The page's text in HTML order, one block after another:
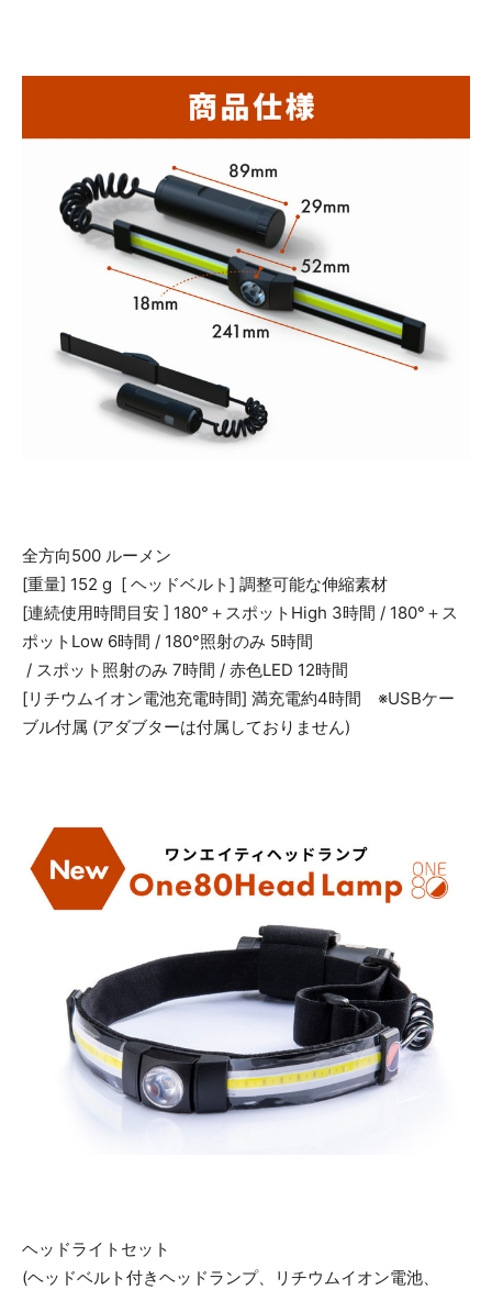
全方向500 ルーメン
[重量] 152 g [ ヘッドベルト] 調整可能な伸縮素材
[連続使用時間目安 ] 180°＋スポットHigh 3時間 / 180°＋ス
ポットLow 6時間 / 180°照射のみ 5時間
/ スポット照射のみ 7時間 / 赤色LED 12時間
[リチウムイオン電池充電時間] 満充電約4時間 ※USBケー
ブル付属 (アダブターは付属しておりません)
ヘッドライトセット
(ヘッドベルト付きヘッドランプ、リチウムイオン電池、